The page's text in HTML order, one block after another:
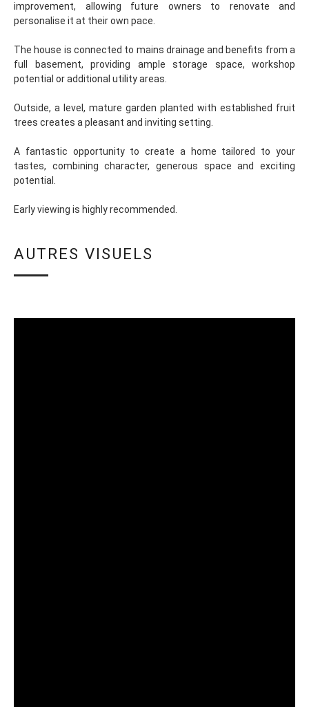
improvement, allowing future owners to renovate and
personalise it at their own pace.
The house is connected to mains drainage and benefits from a
full basement, providing ample storage space, workshop
potential or additional utility areas.
Outside, a level, mature garden planted with established fruit
trees creates a pleasant and inviting setting.
A fantastic opportunity to create a home tailored to your
tastes, combining character, generous space and exciting
potential.
Early viewing is highly recommended.
AUTRES VISUELS